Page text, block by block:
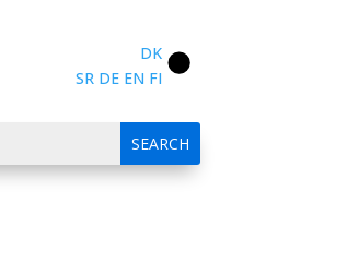
DK
SR DE EN FI